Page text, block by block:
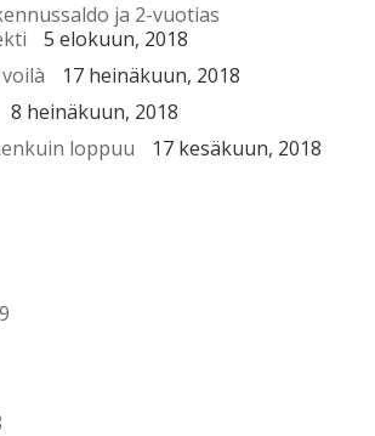
ja 2-vuotias
5 elokuun, 2018
17 heinäkuun, 2018
8 heinäkuun, 2018
loppuu
17 kesäkuun, 2018